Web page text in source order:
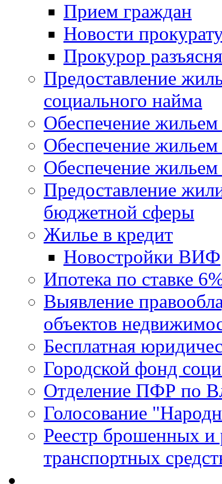
Прием граждан
Новости
Прокурор
Предоставление
социального найма
Обеспечение
Обеспечение
Обеспечение жильем
Предоставление
бюджетной сферы
Жилье в кредит
Новостройки ВИФ
Ипотека по ставке
Выявление
объектов
Бесплатная
Городской фонд
Отделение ПФР по
Голосование
Реестр брошенных и
транспортных